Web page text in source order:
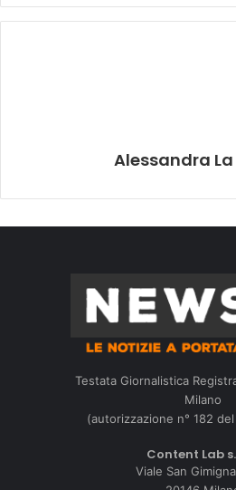
Alessandra
Testata Giornalistica
Milano
(autorizzazione n° 182
Content Lab
Viale San